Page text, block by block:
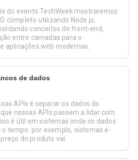
do evento TechWeek mostraremos
completo utilizando Node.js,
conceitos de front-end,
entre camadas para o
aplicações web modernas.
de dados
APIs é separar os dados do
nossas APIs passem a lidar com
é útil em sistemas onde os dados
tempo: por exemplo, sistemas e-
do produto vai